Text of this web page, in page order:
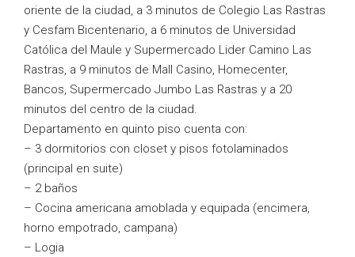
oriente de la ciudad, a 3 minutos de Colegio Las Rastras
y Cesfam Bicentenario, a 6 minutos de Universidad
Católica del Maule y Supermercado Lider Camino Las
Rastras, a 9 minutos de Mall Casino, Homecenter,
Bancos, Supermercado Jumbo Las Rastras y a 20
minutos del centro de la ciudad.
Departamento en quinto piso cuenta con:
– 3 dormitorios con closet y pisos fotolaminados
(principal en suite)
– 2 baños
– Cocina americana amoblada y equipada (encimera,
horno empotrado, campana)
– Logia